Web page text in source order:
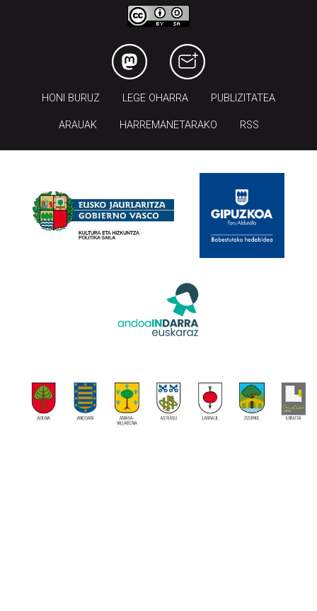
HONI BURUZ LEGE OHARRA PUBLIZITATEA
ARAUAK HARREMANETARAKO RSS